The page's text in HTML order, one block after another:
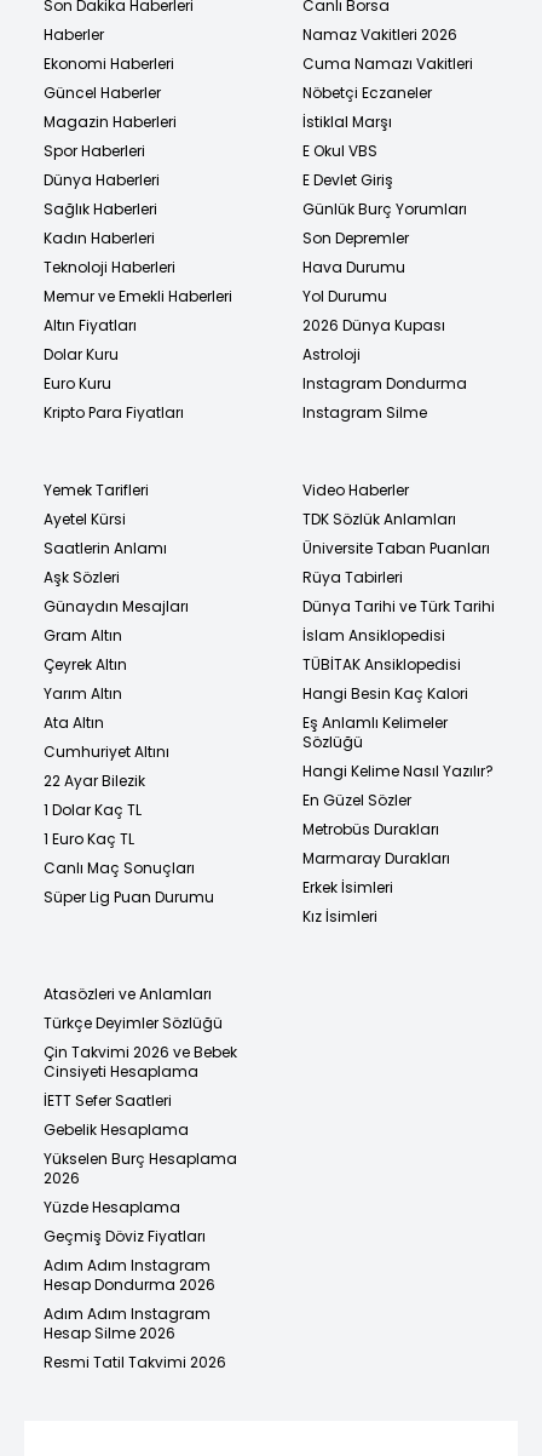
Son Dakika Haberleri
Haberler
Ekonomi Haberleri
Güncel Haberler
Magazin Haberleri
Spor Haberleri
Dünya Haberleri
Sağlık Haberleri
Kadın Haberleri
Teknoloji Haberleri
Memur ve Emekli Haberleri
Altın Fiyatları
Dolar Kuru
Euro Kuru
Kripto Para Fiyatları
Canlı Borsa
Namaz Vakitleri 2026
Cuma Namazı Vakitleri
Nöbetçi Eczaneler
İstiklal Marşı
E Okul VBS
E Devlet Giriş
Günlük Burç Yorumları
Son Depremler
Hava Durumu
Yol Durumu
2026 Dünya Kupası
Astroloji
Instagram Dondurma
Instagram Silme
Yemek Tarifleri
Ayetel Kürsi
Saatlerin Anlamı
Aşk Sözleri
Günaydın Mesajları
Gram Altın
Çeyrek Altın
Yarım Altın
Ata Altın
Cumhuriyet Altını
22 Ayar Bilezik
1 Dolar Kaç TL
1 Euro Kaç TL
Canlı Maç Sonuçları
Süper Lig Puan Durumu
Video Haberler
TDK Sözlük Anlamları
Üniversite Taban Puanları
Rüya Tabirleri
Dünya Tarihi ve Türk Tarihi
İslam Ansiklopedisi
TÜBİTAK Ansiklopedisi
Hangi Besin Kaç Kalori
Eş Anlamlı Kelimeler
Sözlüğü
Hangi Kelime Nasıl Yazılır?
En Güzel Sözler
Metrobüs Durakları
Marmaray Durakları
Erkek İsimleri
Kız İsimleri
Atasözleri ve Anlamları
Türkçe Deyimler Sözlüğü
Çin Takvimi 2026 ve Bebek
Cinsiyeti Hesaplama
İETT Sefer Saatleri
Gebelik Hesaplama
Yükselen Burç Hesaplama
2026
Yüzde Hesaplama
Geçmiş Döviz Fiyatları
Adım Adım Instagram
Hesap Dondurma 2026
Adım Adım Instagram
Hesap Silme 2026
Resmi Tatil Takvimi 2026